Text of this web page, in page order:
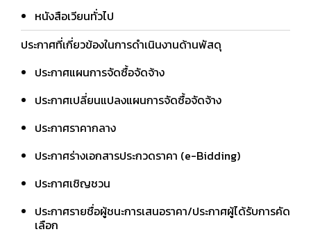
หนังสือเวียนทั่วไป
ประกาศที่เกี่ยวข้องในการดำเนินงานด้านพัสดุ
ประกาศแผนการจัดซื้อจัดจ้าง
ประกาศเปลี่ยนแปลงแผนการจัดซื้อจัดจ้าง
ประกาศราคากลาง
ประกาศร่างเอกสารประกวดราคา (e-Bidding)
ประกาศเชิญชวน
ประกาศรายชื่อผู้ชนะการเสนอราคา/ประกาศผู้ได้รับการคัด
เลือก